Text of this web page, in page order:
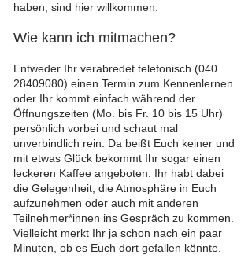
haben, sind hier willkommen.
Wie kann ich mitmachen?
Entweder Ihr verabredet telefonisch (040
28409080) einen Termin zum Kennenlernen
oder Ihr kommt einfach während der
Öffnungszeiten (Mo. bis Fr. 10 bis 15 Uhr)
persönlich vorbei und schaut mal
unverbindlich rein. Da beißt Euch keiner und
mit etwas Glück bekommt Ihr sogar einen
leckeren Kaffee angeboten. Ihr habt dabei
die Gelegenheit, die Atmosphäre in Euch
aufzunehmen oder auch mit anderen
Teilnehmer*innen ins Gespräch zu kommen.
Vielleicht merkt Ihr ja schon nach ein paar
Minuten, ob es Euch dort gefallen könnte.